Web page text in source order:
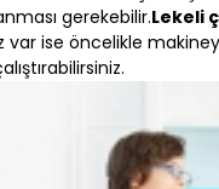
gerekebilir.Lekeli
var ise öncelikle